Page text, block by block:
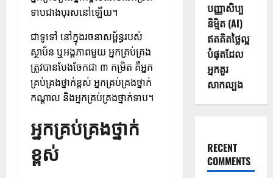
ទាបជាងបុរសនៅឡើយ។
ជាទូទៅ នៅក្នុងរចនាសម្ព័ន្ធរបស់
ស្ថាប័ន ឬអង្គភាពមួយ អ្នកគ្រប់គ្រង
ត្រូវបានបែងចែកជា ៣ កម្រិត គឺអ្នក
គ្រប់គ្រងថ្នាក់ខ្ពស់ អ្នកគ្រប់គ្រងថ្នាក់
កណ្តាល និងអ្នកគ្រប់គ្រងថ្នាក់ទាប។
អ្នកគ្រប់គ្រងថ្នាក់
ខ្ពស់
បញ្ញាសិប្ប
និម្មិត (AI)
ឥតគិតថ្លៃល្អ
បំផុតដែល
អ្នកគួរ
សាកល្បង
RECENT
COMMENTS